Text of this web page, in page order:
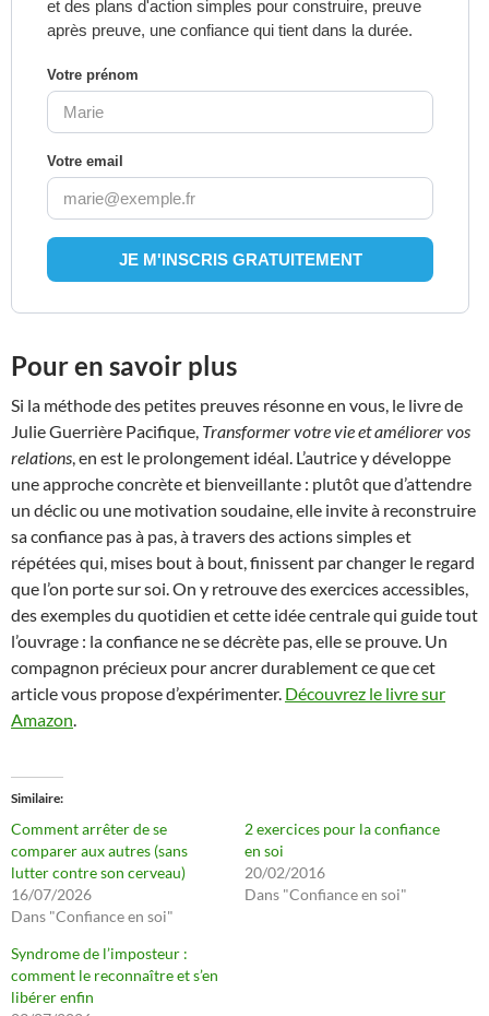
et des plans d'action simples pour construire, preuve
après preuve, une confiance qui tient dans la durée.
Votre prénom
Votre email
Pour en savoir plus
Si la méthode des petites preuves résonne en vous, le livre de
Julie Guerrière Pacifique, Transformer votre vie et améliorer vos
relations, en est le prolongement idéal. L’autrice y développe
une approche concrète et bienveillante : plutôt que d’attendre
un déclic ou une motivation soudaine, elle invite à reconstruire
sa confiance pas à pas, à travers des actions simples et
répétées qui, mises bout à bout, finissent par changer le regard
que l’on porte sur soi. On y retrouve des exercices accessibles,
des exemples du quotidien et cette idée centrale qui guide tout
l’ouvrage : la confiance ne se décrète pas, elle se prouve. Un
compagnon précieux pour ancrer durablement ce que cet
article vous propose d’expérimenter. Découvrez le livre sur
Amazon.
Similaire
Comment arrêter de se
comparer aux autres (sans
lutter contre son cerveau)
16/07/2026
Dans "Confiance en soi"
2 exercices pour la confiance
en soi
20/02/2016
Dans "Confiance en soi"
Syndrome de l’imposteur :
comment le reconnaître et s’en
libérer enfin